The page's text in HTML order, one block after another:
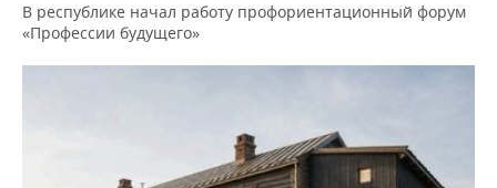
В республике начал работу профориентационный форум
«Профессии будущего»